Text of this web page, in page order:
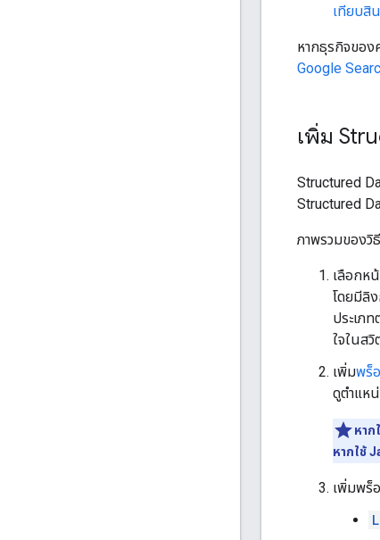
เทียบสิ
หากธุรกิจขอ
Google
เพิ่ม
Structured
Structured
ภาพรวมของวิ
เลือกห
โดยมีลิ
ประเภ
ใจในส
เพิ่มพร็
ดูตำแห
หาก
หากใช้
เพิ่มพร็